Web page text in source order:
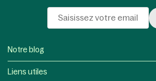
Notre blog
Liens utiles